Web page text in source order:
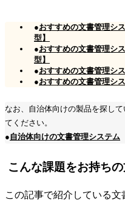
●おすすめの文書管理シ
型】
●おすすめの文書管理シ
型】
●おすすめの文書管理シ
●おすすめの文書管理シ
なお、自治体向けの製品を探し
てください。
●自治体向けの文書管理システム
こんな課題をお持ち
この記事で紹介している